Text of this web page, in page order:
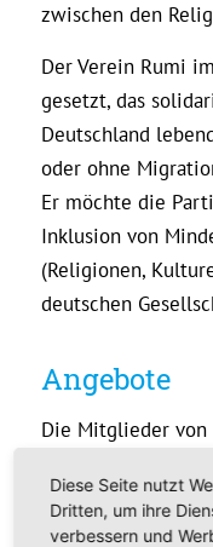
zwischen den
Der Verein Rumi
gesetzt, das
Deutschland
oder ohne
Er möchte die
Inklusion von
(Religionen,
deutschen
Angebote
Die Mitglieder von
erworben. Der
Diese Seite nutzt
Dritten, um ihre
verbessern und